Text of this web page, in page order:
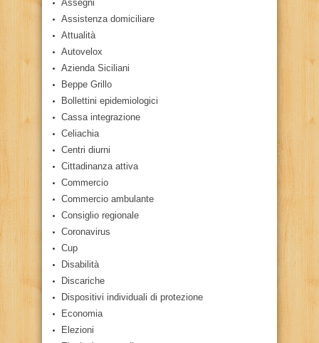
Assegni
Assistenza domiciliare
Attualità
Autovelox
Azienda Siciliani
Beppe Grillo
Bollettini epidemiologici
Cassa integrazione
Celiachia
Centri diurni
Cittadinanza attiva
Commercio
Commercio ambulante
Consiglio regionale
Coronavirus
Cup
Disabilità
Discariche
Dispositivi individuali di protezione
Economia
Elezioni